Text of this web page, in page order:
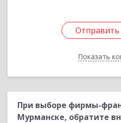
Отправить
Показать
Отправить
Назад
При выборе фирмы-
Мурманске, обратите